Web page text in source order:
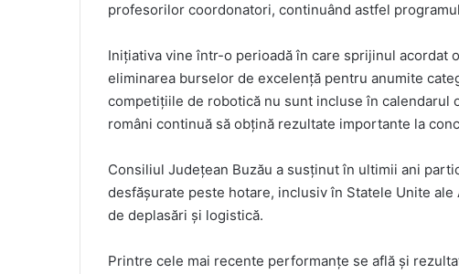
profesorilor coordonatori, continuând astfel
Inițiativa vine într-o perioadă în care sprijinul acordat
eliminarea burselor de excelență pentru anumite
competițiile de robotică nu sunt incluse în calendarul
români continuă să obțină rezultate importante la
Consiliul Județean Buzău a susținut în ultimii ani
desfășurate peste hotare, inclusiv în Statele Unite
de deplasări și logistică.
Printre cele mai recente performanțe se află și